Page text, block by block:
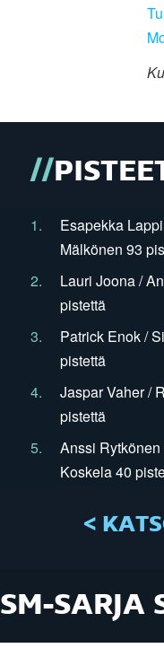
1.
Esapekka
Mälkönen 93
2.
Lauri Joona /
pistettä
3.
Patrick Enok /
pistettä
4.
Jaspar Vaher /
pistettä
5.
Anssi
Koskela 40
<
SM-SARJA